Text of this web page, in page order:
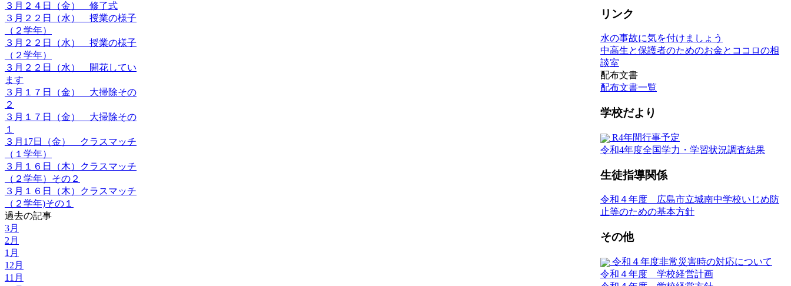
３月２４日（金） 修了式
３月２２日（水） 授業の様子
（２学年）
３月２２日（水） 授業の様子
（２学年）
３月２２日（水） 開花してい
ます
３月１７日（金） 大掃除その
２
３月１７日（金） 大掃除その
１
３月17日（金） クラスマッチ
（１学年）
３月１６日（木）クラスマッチ
（２学年）その２
３月１６日（木）クラスマッチ
（２学年)その１
過去の記事
3月
2月
1月
12月
11月
リンク
水の事故に気を付けましょう
中高生と保護者のためのお金とココロの相
談室
配布文書
配布文書一覧
学校だより
R4年間行事予定
令和4年度全国学力・学習状況調査結果
生徒指導関係
令和４年度 広島市立城南中学校いじめ防
止等のための基本方針
その他
令和４年度非常災害時の対応について
令和４年度 学校経営計画